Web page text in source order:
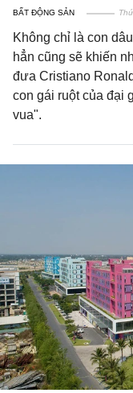
BẤT ĐỘNG SẢN
Không chỉ là con
hẳn cũng sẽ khiến
đưa Cristiano
con gái ruột của đại
vua".